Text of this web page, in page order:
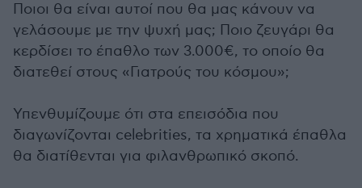
Ποιοι θα είναι αυτοί που θα μας κάνουν να
γελάσουμε με την ψυχή μας; Ποιο ζευγάρι θα
κερδίσει το έπαθλο των 3.000€, το οποίο θα
διατεθεί στους «Γιατρούς του κόσμου»;
Υπενθυμίζουμε ότι στα επεισόδια που
διαγωνίζονται celebrities, τα χρηματικά έπαθλα
θα διατίθενται για φιλανθρωπικό σκοπό.